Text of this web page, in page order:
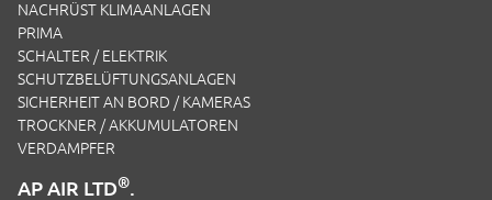
NACHRÜST KLIMAANLAGEN
PRIMA
SCHALTER / ELEKTRIK
SCHUTZBELÜFTUNGSANLAGEN
SICHERHEIT AN BORD / KAMERAS
TROCKNER / AKKUMULATOREN
VERDAMPFER
AP AIR LTD®.